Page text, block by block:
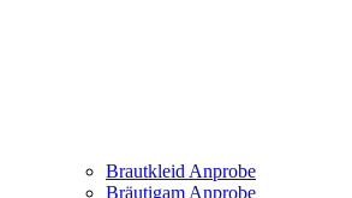
Brautkleid Anprobe
Bräutigam Anprobe